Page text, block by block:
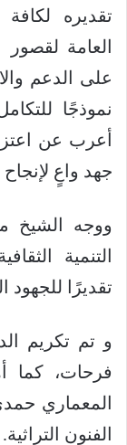
تقديره
العامة
على الدعم
نموذجًا
أعرب عن
جهد واعٍ
ووجه الشيخ
التنمية
تقديرًا للجهود
و تم تكريم
فرحات، كما
المعماري
الفنون التراثية.